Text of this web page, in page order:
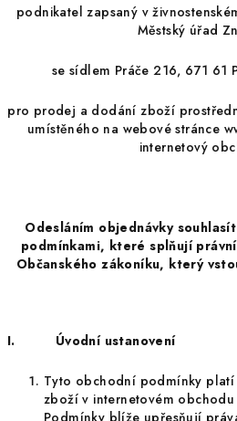
podnikatel zapsaný v
Městský úřad
se sídlem Práče 216, 671 61
pro prodej a dodání zboží
umístěného na webové stránce
internetový
Odesláním objednávky
podmínkami, které splňují
Občanského zákoníku, který
I. Úvodní ustanovení
Tyto obchodní podmínky
zboží v internetovém obchodu
Podmínky blíže upřesňují